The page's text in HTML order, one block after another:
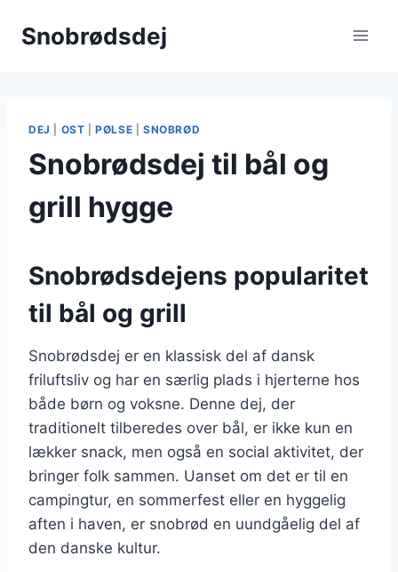
Snobrødsdej
DEJ OST |PØLSE SNOBRØD
Snobrødsdej til bål og
grill hygge
Snobrødsdejens popularitet
til bål og grill
Snobrødsdej er en klassisk del af dansk
friluftsliv og har en særlig plads i hjerterne hos
både børn og voksne. Denne dej, der
traditionelt tilberedes over bål, er ikke kun en
lækker snack, men også en social aktivitet, der
bringer folk sammen. Uanset om det er til en
campingtur, en sommerfest eller en hyggelig
aften i haven, er snobrød en uundgåelig del af
den danske kultur.